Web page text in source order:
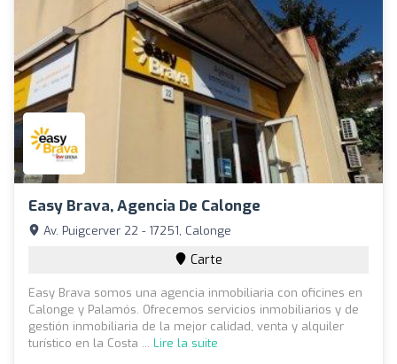
Easy Brava, Agencia De Calonge
Av. Puigcerver 22 - 17251, Calonge
Carte
Easy Brava somos una agencia inmobiliaria con oficines en
Calonge y Palamós. Ofrecemos servicios inmobiliarios y de
gestión inmobiliaria de la mejor calidad, venta y alquiler
turístico en la Costa ... Lire la suite